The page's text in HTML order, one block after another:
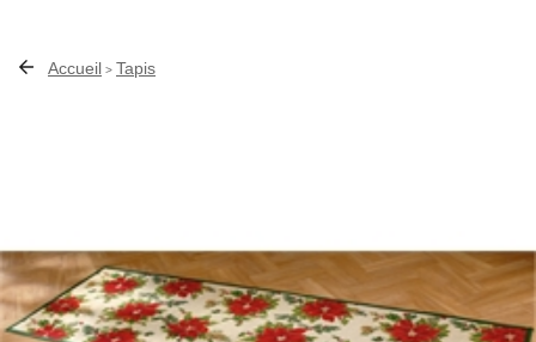
avec le code AT26
Accueil > Tapis